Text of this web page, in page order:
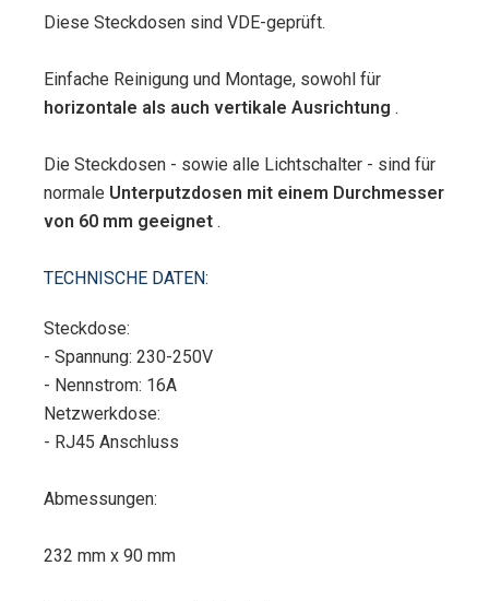
Diese Steckdosen sind VDE-geprüft.
Einfache Reinigung und Montage, sowohl für
horizontale als auch vertikale Ausrichtung .
Die Steckdosen - sowie alle Lichtschalter - sind für
normale Unterputzdosen mit einem Durchmesser
von 60 mm geeignet .
TECHNISCHE DATEN:
Steckdose:
- Spannung: 230-250V
- Nennstrom: 16A
Netzwerkdose:
- RJ45 Anschluss
Abmessungen:
232 mm x 90 mm